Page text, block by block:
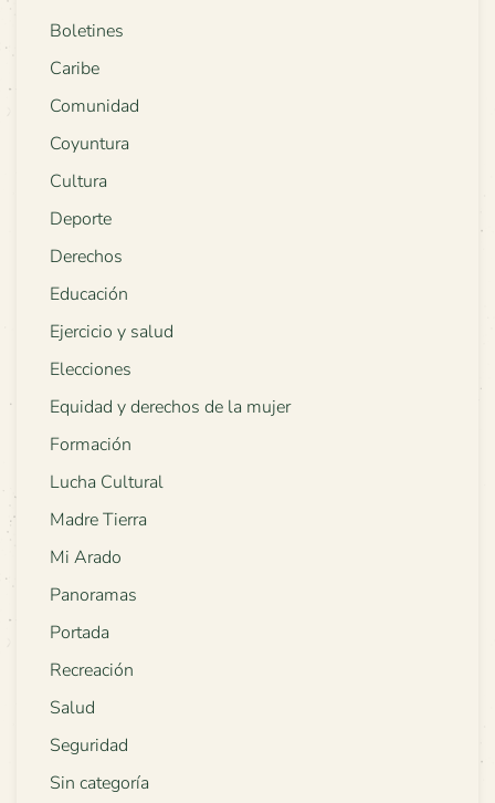
Boletines
Caribe
Comunidad
Coyuntura
Cultura
Deporte
Derechos
Educación
Ejercicio y salud
Elecciones
Equidad y derechos de la mujer
Formación
Lucha Cultural
Madre Tierra
Mi Arado
Panoramas
Portada
Recreación
Salud
Seguridad
Sin categoría